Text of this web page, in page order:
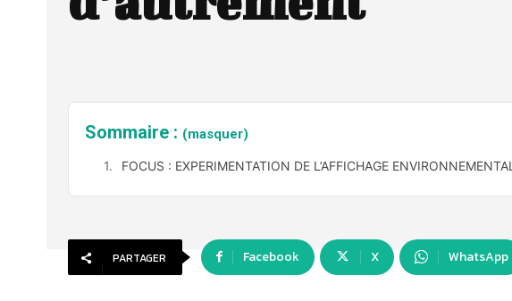
Sommaire : (masquer)
FOCUS : EXPERIMENTATION DE L’AFFICHAGE ENVIRONNEMENTAL
PARTAGER Facebook X WhatsApp